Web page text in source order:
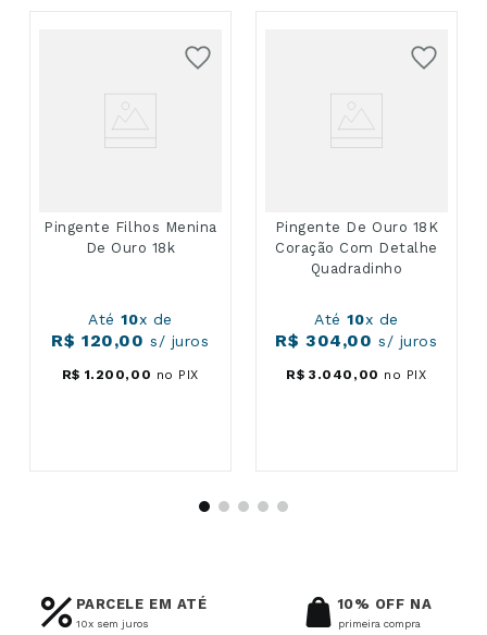
Pingente Filhos Menina
De Ouro 18k
Até10x de
R$ 120,00 s/ juros
R$ 1. 200, 00 no PIX
Pingente De Ouro 18K
Coração Com Detalhe
Quadradinho
Até10x de
R$ 304,00 s/ juros
R$ 3 .040 , 00 no PIX
PARCELE EM ATÉ
10x sem juros
10% OFF NA
primeira compra